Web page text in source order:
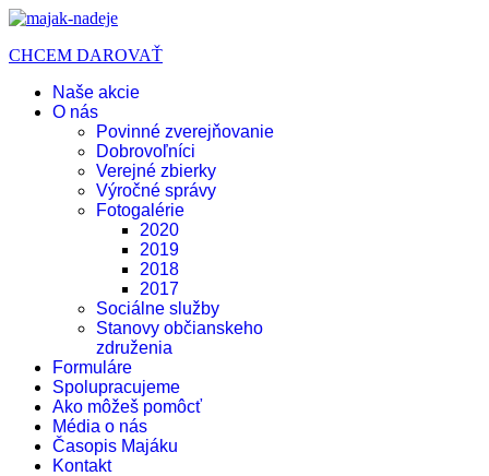
CHCEM DAROVAŤ
Naše akcie
O nás
Povinné zverejňovanie
Dobrovoľníci
Verejné zbierky
Výročné správy
Fotogalérie
2020
2019
2018
2017
Sociálne služby
Stanovy občianskeho
združenia
Formuláre
Spolupracujeme
Ako môžeš pomôcť
Média o nás
Časopis Majáku
Kontakt